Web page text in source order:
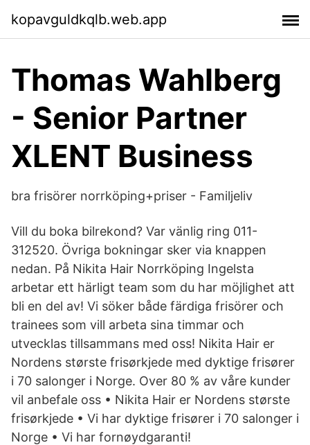
kopavguldkqlb.web.app
Thomas Wahlberg
- Senior Partner
XLENT Business
bra frisörer norrköping+priser - Familjeliv
Vill du boka bilrekond? Var vänlig ring 011-
312520. Övriga bokningar sker via knappen
nedan. På Nikita Hair Norrköping Ingelsta
arbetar ett härligt team som du har möjlighet att
bli en del av! Vi söker både färdiga frisörer och
trainees som vill arbeta sina timmar och
utvecklas tillsammans med oss! Nikita Hair er
Nordens største frisørkjede med dyktige frisører
i 70 salonger i Norge. Over 80 % av våre kunder
vil anbefale oss • Nikita Hair er Nordens største
frisørkjede • Vi har dyktige frisører i 70 salonger i
Norge • Vi har fornøydgaranti!